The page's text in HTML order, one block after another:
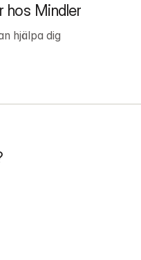
hos Mindler
hjälpa dig